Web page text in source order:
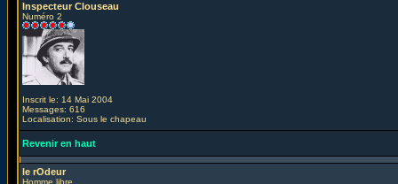
Inspecteur Clouseau
Numéro 2
Inscrit le: 14 Mai 2004
Messages: 616
Localisation: Sous le chapeau
Revenir en haut
le rOdeur
Homme libre